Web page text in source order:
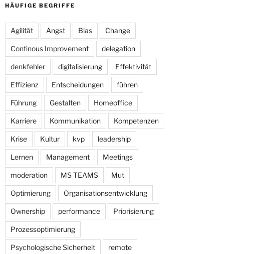
HÄUFIGE BEGRIFFE
Agilität Angst Bias Change
Continous Improvement delegation
denkfehler digitalisierung Effektivität
Effizienz Entscheidungen führen
Führung Gestalten Homeoffice
Karriere Kommunikation Kompetenzen
Krise Kultur kvp leadership
Lernen Management Meetings
moderation MS TEAMS Mut
Optimierung Organisationsentwicklung
Ownership performance Priorisierung
Prozessoptimierung
Psychologische Sicherheit remote